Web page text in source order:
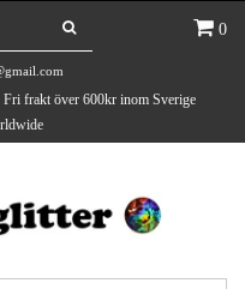
0
Fri frakt över 600kr inom Sverige